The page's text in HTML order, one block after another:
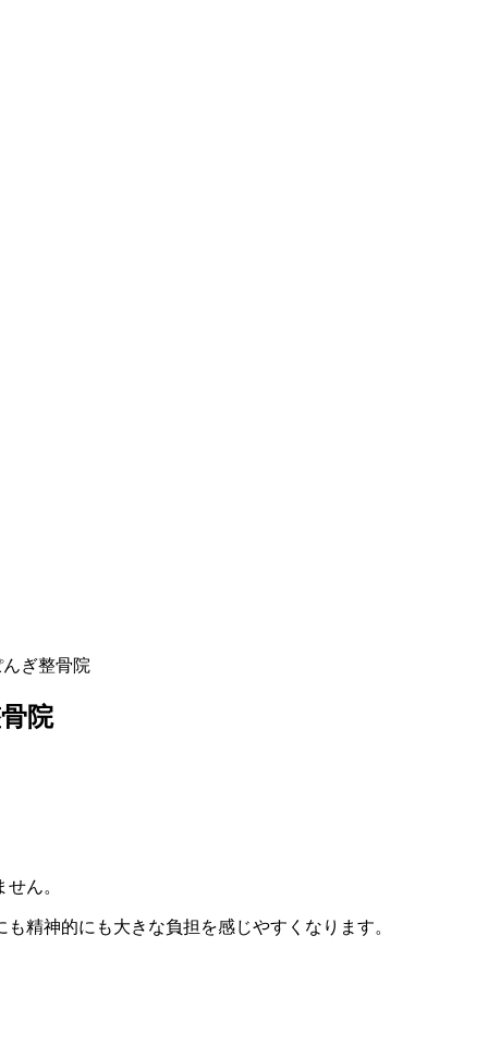
ぎ整骨院
院
ん。
精神的にも大きな負担を感じやすくなります。